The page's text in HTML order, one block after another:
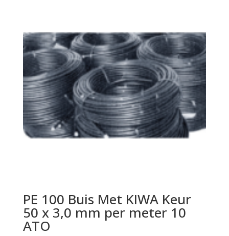
PE 100 Buis Met KIWA Keur
50 x 3,0 mm per meter 10
ATO